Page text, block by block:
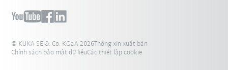
© KUKA SE & Co. KGaA 2026Thông xin xuất bản
Chính sách bảo mật dữ liệuCác thiết lập cookie